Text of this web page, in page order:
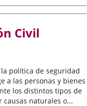
Civil
política de seguridad
a las personas y bienes
los distintos tipos de
naturales o...